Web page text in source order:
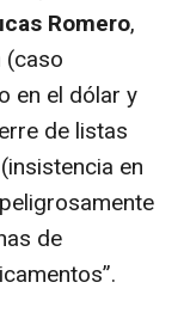
Romero,
(caso
en el dólar y
de listas
en
de